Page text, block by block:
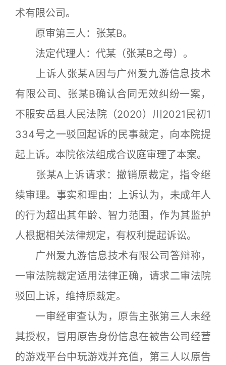
术有限公司。
原审第三人：张某B。
法定代理人：代某（张某B之母）。
上诉人张某A因与广州爱九游信息技术
有限公司、张某B确认合同无效纠纷一案，
不服安岳县人民法院（2020）川2021民初1
334号之一驳回起诉的民事裁定，向本院提
起上诉。本院依法组成合议庭审理了本案。
张某A上诉请求：撤销原裁定，指令继
续审理。事实和理由：上诉认为，未成年人
的行为超出其年龄、智力范围，作为其监护
人根据相关法律规定，有权利提起诉讼。
广州爱九游信息技术有限公司答辩称，
一审法院裁定适用法律正确，请求二审法院
驳回上诉，维持原裁定。
一审经审查认为，原告主张第三人未经
其授权，冒用原告身份信息在被告公司经营
的游戏平台中玩游戏并充值，第三人以原告